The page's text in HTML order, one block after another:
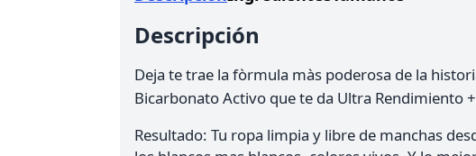
Descripción
Deja te trae la fòrmula màs poderosa de la
Bicarbonato Activo que te da Ultra Rendimiento
Resultado: Tu ropa limpia y libre de manchas